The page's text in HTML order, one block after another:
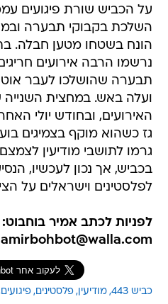
על הכביש שורת פיגועים
השלכת בקבוקי תבערה
נרשמו הרבה אירועים
תבערה שהושלכו לעבר
ועלה באש. במחצית
האירועים, ובחודש יולי
גז כשהוא מוקף בצמיגים
גרמו לתושבי מודיעין
בכביש, אך נכון לעכשיו,
לפלסטינים וישראלים על
לפניות לכתב אמיר בוחבוט:
amirbohbot@walla.com
כביש 443 מודיעין פלסטינים פיגועים